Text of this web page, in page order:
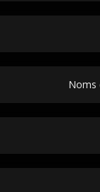
Noms